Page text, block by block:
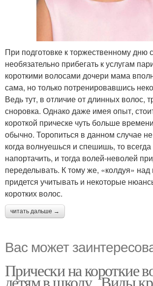
При подготовке к торжественному дню
необязательно прибегать к услугам
короткими волосами дочери мама
сама, но только потренировавшись
Ведь тут, в отличие от длинных волос,
сноровка. Однако даже имея опыт,
короткой прическе чуть больше
обычно. Торопиться в данном случае
когда волнуешься и спешишь, то всегда
напортачить, и тогда волей-неволей
переделывать. К тому же, «колдуя» над
придется учитывать и некоторые
коротких волос.
читать дальше →
Вас может
Прически на короткие